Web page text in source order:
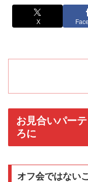
X
お見合いパー
ろに
オフ会ではない